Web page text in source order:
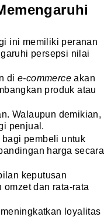
ini memiliki peranan
persepsi nilai
di e-commerceakan
produk atau
Walaupun demikian,
penjual.
pembeli untuk
harga secara
keputusan
dan rata-rata
loyalitas